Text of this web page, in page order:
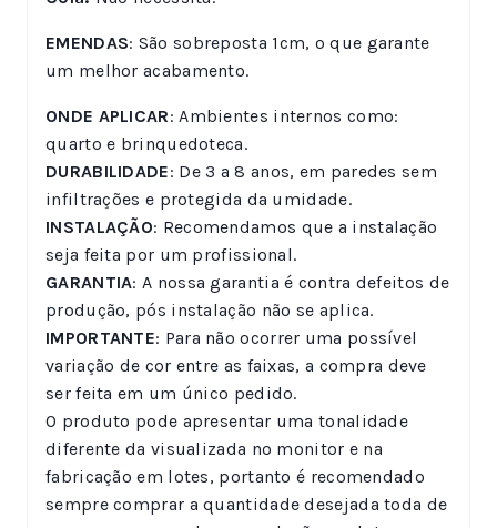
EMENDAS: São sobreposta 1cm, o que garante
um melhor acabamento.
ONDE APLICAR: Ambientes internos como:
quarto e brinquedoteca.
DURABILIDADE: De 3 a 8 anos, em paredes sem
infiltrações e protegida da umidade.
INSTALAÇÃO: Recomendamos que a instalação
seja feita por um profissional.
GARANTIA: A nossa garantia é contra defeitos de
produção, pós instalação não se aplica.
IMPORTANTE: Para não ocorrer uma possível
variação de cor entre as faixas, a compra deve
ser feita em um único pedido.
O produto pode apresentar uma tonalidade
diferente da visualizada no monitor e na
fabricação em lotes, portanto é recomendado
sempre comprar a quantidade desejada toda de